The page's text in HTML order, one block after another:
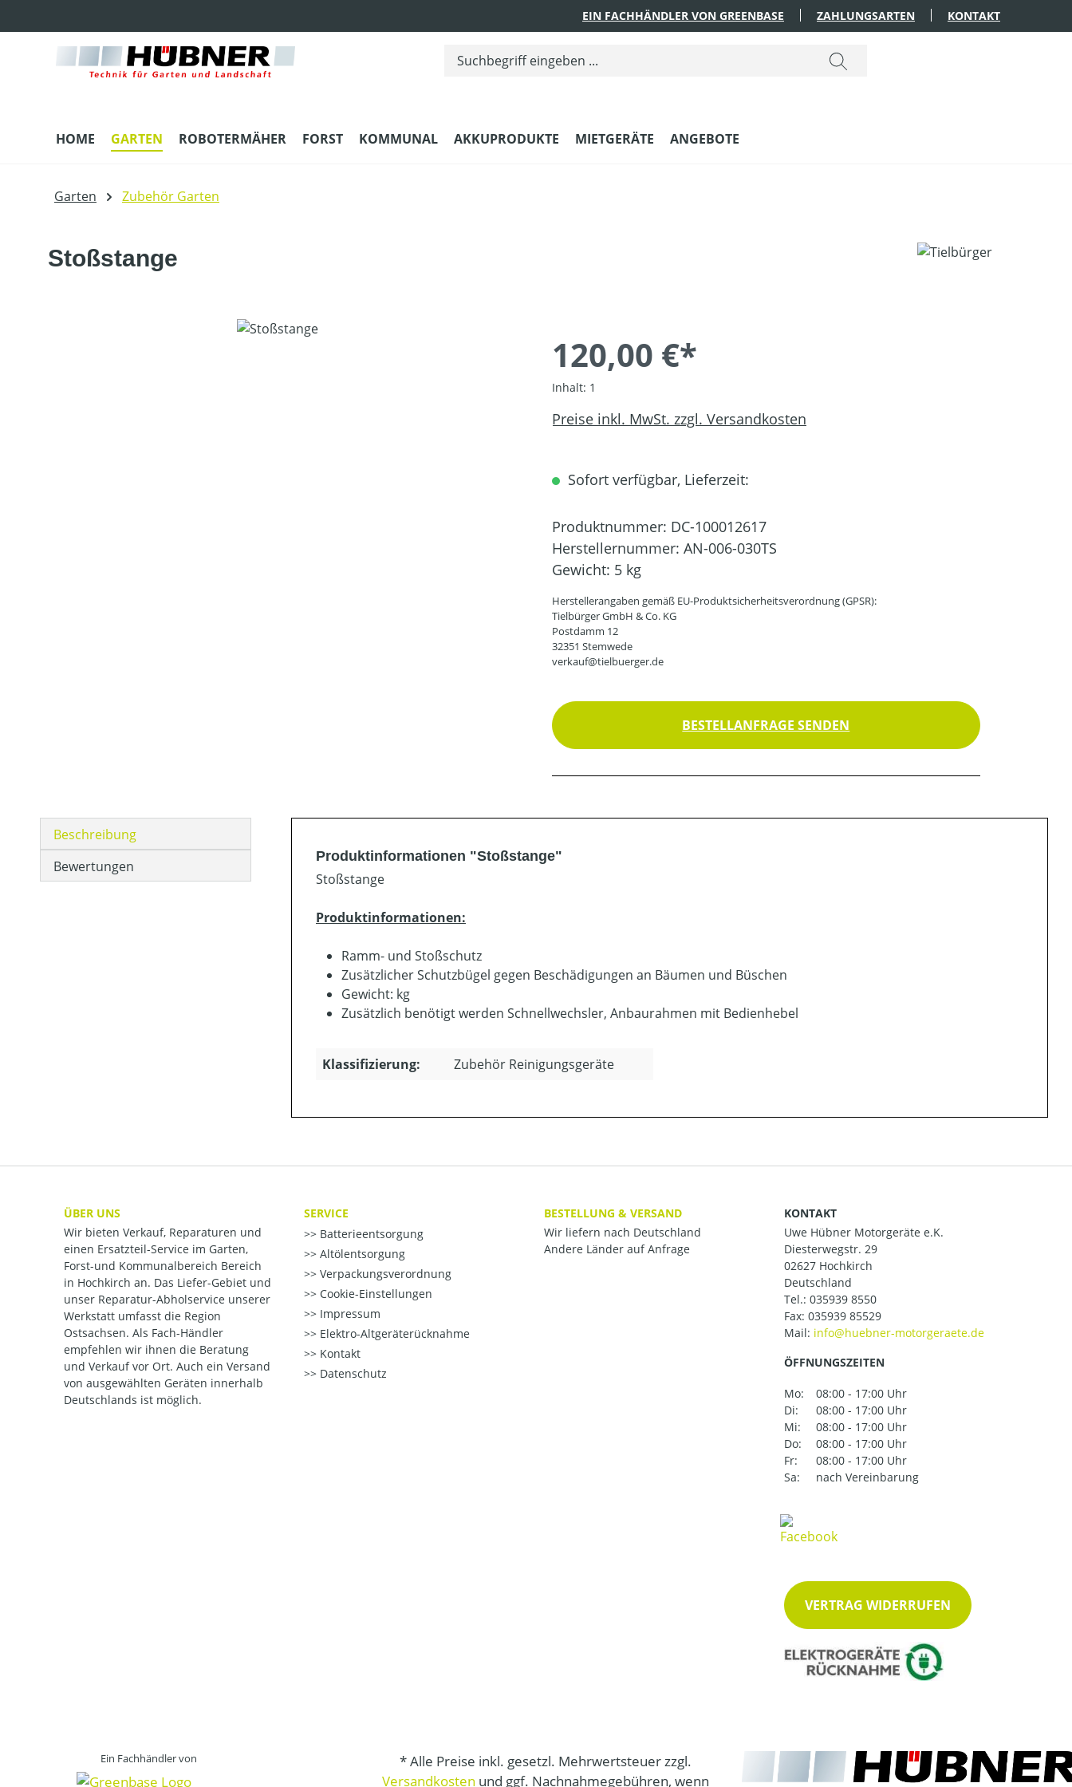
EIN FACHHÄNDLER VON GREENBASE ZAHLUNGSARTEN KONTAKT
HOME GARTEN ROBOTERMÄHER FORST KOMMUNAL AKKUPRODUKTE MIETGERÄTE ANGEBOTE
Garten Zubehör Garten
Stoßstange
120,00 €*
Inhalt: 1
Preise inkl. MwSt. zzgl. Versandkosten
Sofort verfügbar, Lieferzeit:
Produktnummer: DC-100012617
Herstellernummer: AN-006-030TS
Gewicht: 5 kg
Herstellerangaben gemäß EU-Produktsicherheitsverordnung (GPSR):
Tielbürger GmbH & Co. KG
Postdamm 12
32351 Stemwede
verkauf@tielbuerger.de
BESTELLANFRAGE SENDEN
Beschreibung
Bewertungen
Produktinformationen "Stoßstange"
Stoßstange
Produktinformationen:
Ramm- und Stoßschutz
Zusätzlicher Schutzbügel gegen Beschädigungen an Bäumen und Büschen
Gewicht: kg
Zusätzlich benötigt werden Schnellwechsler, Anbaurahmen mit Bedienhebel
Klassifizierung: Zubehör Reinigungsgeräte
ÜBER UNS
Wir bieten Verkauf, Reparaturen und
einen Ersatzteil-Service im Garten,
Forst-und Kommunalbereich Bereich
in Hochkirch an. Das Liefer-Gebiet und
unser Reparatur-Abholservice unserer
Werkstatt umfasst die Region
Ostsachsen. Als Fach-Händler
empfehlen wir ihnen die Beratung
und Verkauf vor Ort. Auch ein Versand
von ausgewählten Geräten innerhalb
Deutschlands ist möglich.
SERVICE
Batterieentsorgung
Altölentsorgung
Verpackungsverordnung
Cookie-Einstellungen
Impressum
Elektro-Altgeräterücknahme
Kontakt
Datenschutz
BESTELLUNG & VERSAND
Wir liefern nach Deutschland
Andere Länder auf Anfrage
KONTAKT
Uwe Hübner Motorgeräte e.K.
Diesterwegstr. 29
02627 Hochkirch
Deutschland
Tel.: 035939 8550
Fax: 035939 85529
Mail:
ÖFFNUNGSZEITEN
Mo:
08:00 - 17:00 Uhr
Di:
08:00 - 17:00 Uhr
Mi:
08:00 - 17:00 Uhr
Do:
08:00 - 17:00 Uhr
Fr:
08:00 - 17:00 Uhr
Sa:
nach Vereinbarung
VERTRAG WIDERRUFEN
Ein Fachhändler von
* Alle Preise inkl. gesetzl. Mehrwertsteuer zzgl.
Versandkosten und ggf. Nachnahmegebühren, wenn